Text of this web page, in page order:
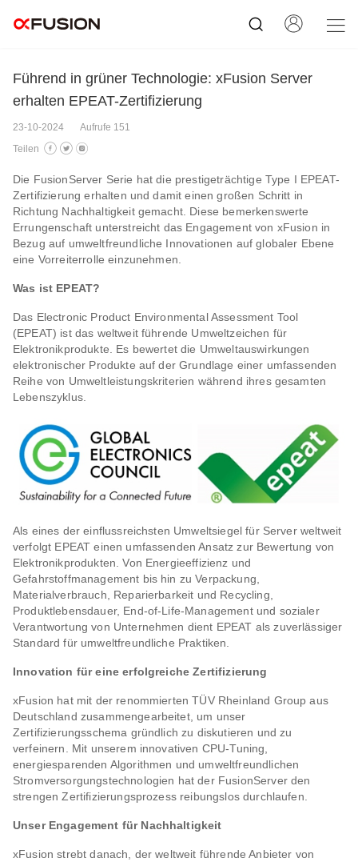
Führend in grüner Technologie: xFusion Server
erhalten EPEAT-Zertifizierung
23-10-2024
Aufrufe 151
Teilen
Die FusionServer Serie hat die prestigeträchtige Type I EPEAT-
Zertifizierung erhalten und damit einen großen Schritt in
Richtung Nachhaltigkeit gemacht. Diese bemerkenswerte
Errungenschaft unterstreicht das Engagement von xFusion in
Bezug auf umweltfreundliche Innovationen auf globaler Ebene
eine Vorreiterrolle einzunehmen.
Was ist EPEAT?
Das Electronic Product Environmental Assessment Tool
(EPEAT) ist das weltweit führende Umweltzeichen für
Elektronikprodukte. Es bewertet die Umweltauswirkungen
elektronischer Produkte auf der Grundlage einer umfassenden
Reihe von Umweltleistungskriterien während ihres gesamten
Lebenszyklus.
Als eines der einflussreichsten Umweltsiegel für Server weltweit
verfolgt EPEAT einen umfassenden Ansatz zur Bewertung von
Elektronikprodukten. Von Energieeffizienz und
Gefahrstoffmanagement bis hin zu Verpackung,
Materialverbrauch, Reparierbarkeit und Recycling,
Produktlebensdauer, End-of-Life-Management und sozialer
Verantwortung von Unternehmen dient EPEAT als zuverlässiger
Standard für umweltfreundliche Praktiken.
Innovation für eine erfolgreiche Zertifizierung
xFusion hat mit der renommierten TÜV Rheinland Group aus
Deutschland zusammengearbeitet, um unser
Zertifizierungsschema gründlich zu diskutieren und zu
verfeinern. Mit unserem innovativen CPU-Tuning,
energiesparenden Algorithmen und umweltfreundlichen
Stromversorgungstechnologien hat der FusionServer den
strengen Zertifizierungsprozess reibungslos durchlaufen.
Unser Engagement für Nachhaltigkeit
xFusion strebt danach, der weltweit führende Anbieter von